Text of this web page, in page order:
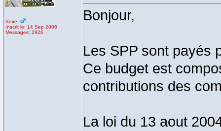
Sexe:
Inscrit le: 14 Sep 2006
Messages: 2926
Bonjour,
Les SPP sont payés
Ce budget est
contributions des
La loi du 13 aout